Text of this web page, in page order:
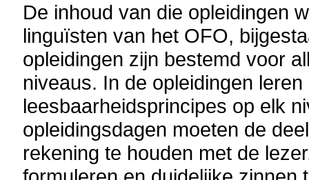
De inhoud van die opleidingen
linguïsten van het OFO,
opleidingen zijn bestemd voor
niveaus. In de opleidingen
leesbaarheidsprincipes op elk
opleidingsdagen moeten de
rekening te houden met de